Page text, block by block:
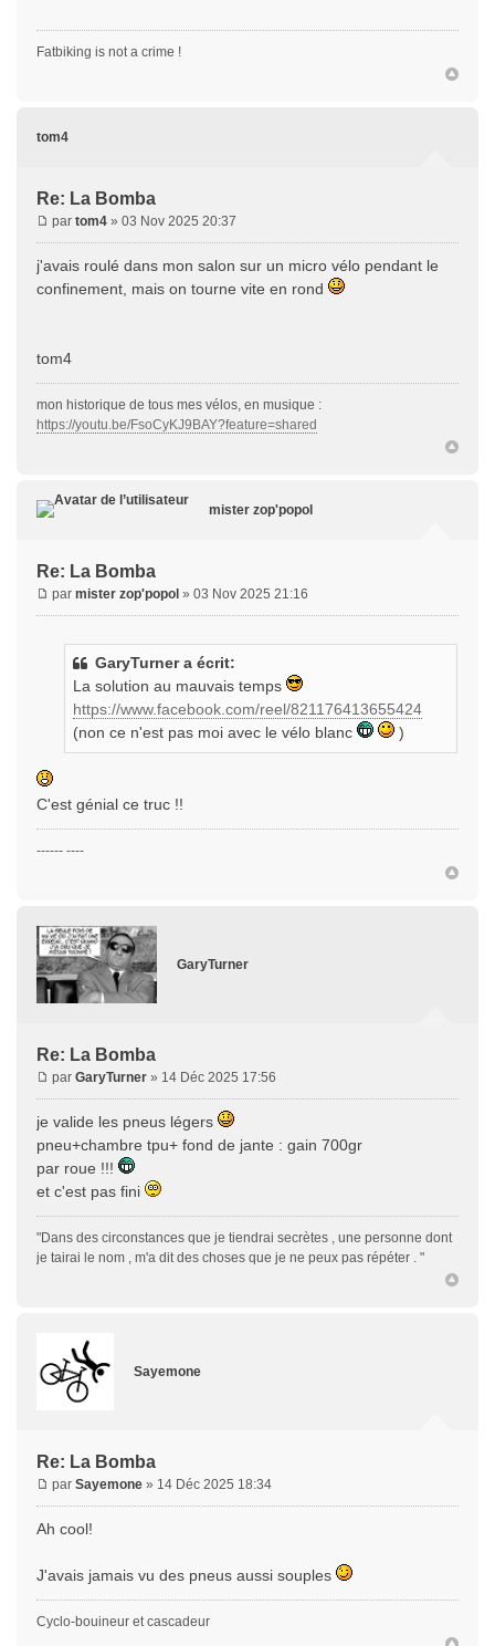
Fatbiking is not a crime !
tom4
Re: La Bomba
par tom4 » 03 Nov 2025 20:37
j'avais roulé dans mon salon sur un micro vélo pendant le
confinement, mais on tourne vite en rond
tom4
mon historique de tous mes vélos, en musique :
https://youtu.be/FsoCyKJ9BAY?feature=shared
mister zop'popol
Re: La Bomba
par mister zop'popol » 03 Nov 2025 21:16
GaryTurner a écrit:
La solution au mauvais temps
https://www.facebook.com/reel/821176413655424
(non ce n'est pas moi avec le vélo blanc
)
C'est génial ce truc !!
------ ----
GaryTurner
Re: La Bomba
par GaryTurner » 14 Déc 2025 17:56
je valide les pneus légers
pneu+chambre tpu+ fond de jante : gain 700gr
par roue !!!
et c'est pas fini
"Dans des circonstances que je tiendrai secrètes , une personne dont
je tairai le nom , m'a dit des choses que je ne peux pas répéter . "
Sayemone
Re: La Bomba
par Sayemone » 14 Déc 2025 18:34
Ah cool!
J'avais jamais vu des pneus aussi souples
Cyclo-bouineur et cascadeur